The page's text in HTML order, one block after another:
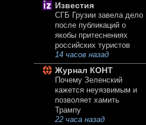
Известия
СГБ Грузии завела дело
после публикаций о
якобы притеснениях
российских туристов
14 часов назад
Журнал КОНТ
Почему Зеленский
кажется неуязвимым и
позволяет хамить
Трампу
22 часа назад